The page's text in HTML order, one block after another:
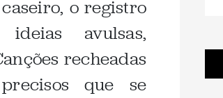
o registro
avulsas,
recheadas
que se